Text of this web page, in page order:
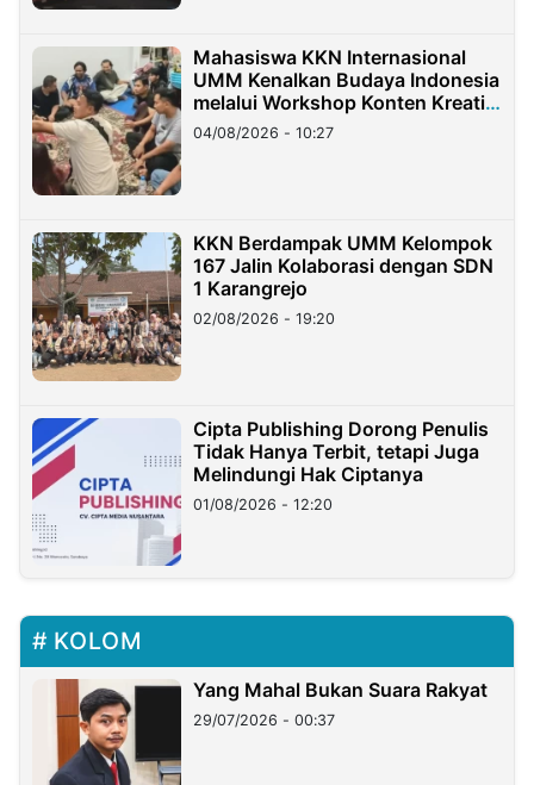
Mahasiswa KKN Internasional
UMM Kenalkan Budaya Indonesia
melalui Workshop Konten Kreatif
di Taiwan
04/08/2026 - 10:27
KKN Berdampak UMM Kelompok
167 Jalin Kolaborasi dengan SDN
1 Karangrejo
02/08/2026 - 19:20
Cipta Publishing Dorong Penulis
Tidak Hanya Terbit, tetapi Juga
Melindungi Hak Ciptanya
01/08/2026 - 12:20
KOLOM
Yang Mahal Bukan Suara Rakyat
29/07/2026 - 00:37